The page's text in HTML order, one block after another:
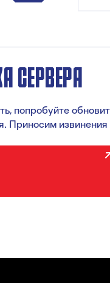
СЕРВЕРА
попробуйте
Приносим извинения